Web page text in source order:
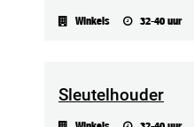
Winkels 32-40 uur
Sleutelhouder